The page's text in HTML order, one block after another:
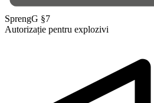
SprengG §7
Autorizație pentru explozivi